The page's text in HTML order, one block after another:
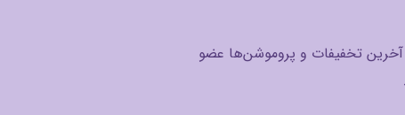
آخرین تخفیفات و پروموشن‌ها عضو